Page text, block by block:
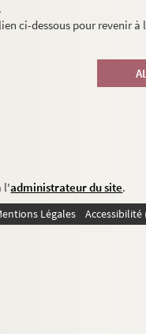
ci-dessous pour revenir
l'administrateur du site.
Légales